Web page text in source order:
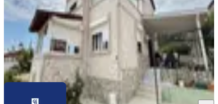
11.900.000 ₺
Coldwell Banker LocateColdwell Banker Locate
Ara